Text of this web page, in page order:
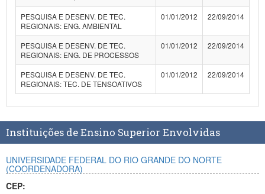
Banco Central do Brasil
Planalto
PESQUISA E DESENV. DE TEC.
REGIONAIS: ENG. AMBIENTAL
01/01/2012 22/09/2014
PESQUISA E DESENV. DE TEC.
REGIONAIS: ENG. DE PROCESSOS
01/01/2012 22/09/2014
PESQUISA E DESENV. DE TEC.
REGIONAIS: TEC. DE TENSOATIVOS
01/01/2012 22/09/2014
Instituições de Ensino Superior Envolvidas
UNIVERSIDADE FEDERAL DO RIO GRANDE DO NORTE
(COORDENADORA)
CEP: